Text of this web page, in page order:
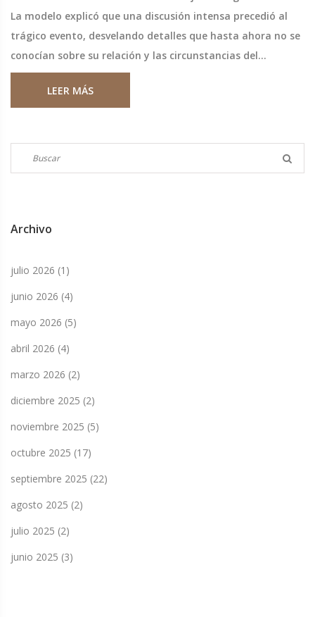
La modelo explicó que una discusión intensa precedió al
trágico evento, desvelando detalles que hasta ahora no se
conocían sobre su relación y las circunstancias del
accidente.
LEER MÁS
Archivo
julio 2026 (1)
junio 2026 (4)
mayo 2026 (5)
abril 2026 (4)
marzo 2026 (2)
diciembre 2025 (2)
noviembre 2025 (5)
octubre 2025 (17)
septiembre 2025 (22)
agosto 2025 (2)
julio 2025 (2)
junio 2025 (3)